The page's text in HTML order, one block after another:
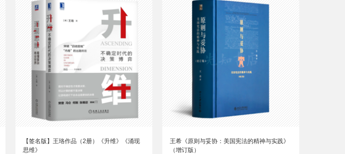
【签名版】王珞作品（2册）《升维》《涌现
思维》
王希《原则与妥协：美国宪法的精神与实践》
（增订版）